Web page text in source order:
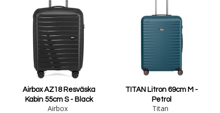
Airbox AZ18 Resväska
Kabin 55cm S - Black
Airbox
TITAN Litron 69cm M -
Petrol
Titan